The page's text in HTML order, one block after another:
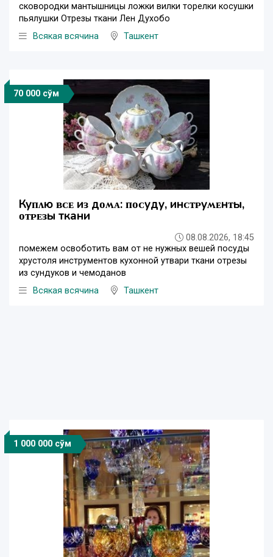
сковородки мантышницы ложки вилки торелки косушки
пьялушки Отрезы ткани Лен Духобо
Всякая всячина
Ташкент
70 000 сўм
Куᴨᴧю ʙᴄᴇ иɜ дᴏʍᴀ: ᴨᴏᴄуду, инᴄᴛᴩуʍᴇнᴛы,
ᴏᴛᴩᴇɜы ткани
08.08.2026, 18:45
помежем освоботить вам от не нужных вешей посуды
хрустоля инструментов кухонной утвари ткани отрезы
из сундуков и чемоданов
Всякая всячина
Ташкент
1 000 000 сўм